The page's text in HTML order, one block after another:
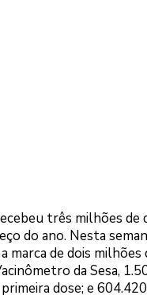
três milhões de
do ano. Nesta
marca de dois milhões
da Sesa,
dose; e